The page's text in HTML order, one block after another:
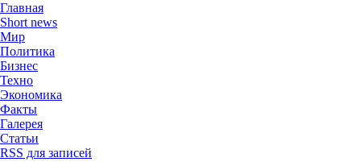
Главная
Short news
Мир
Политика
Бизнес
Техно
Экономика
Факты
Галерея
Статьи
RSS для записей